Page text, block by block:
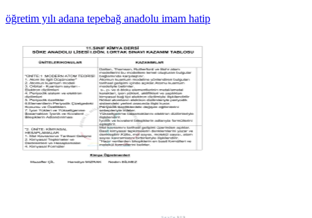
öğretim yılı adana tepebağ anadolu imam hatip